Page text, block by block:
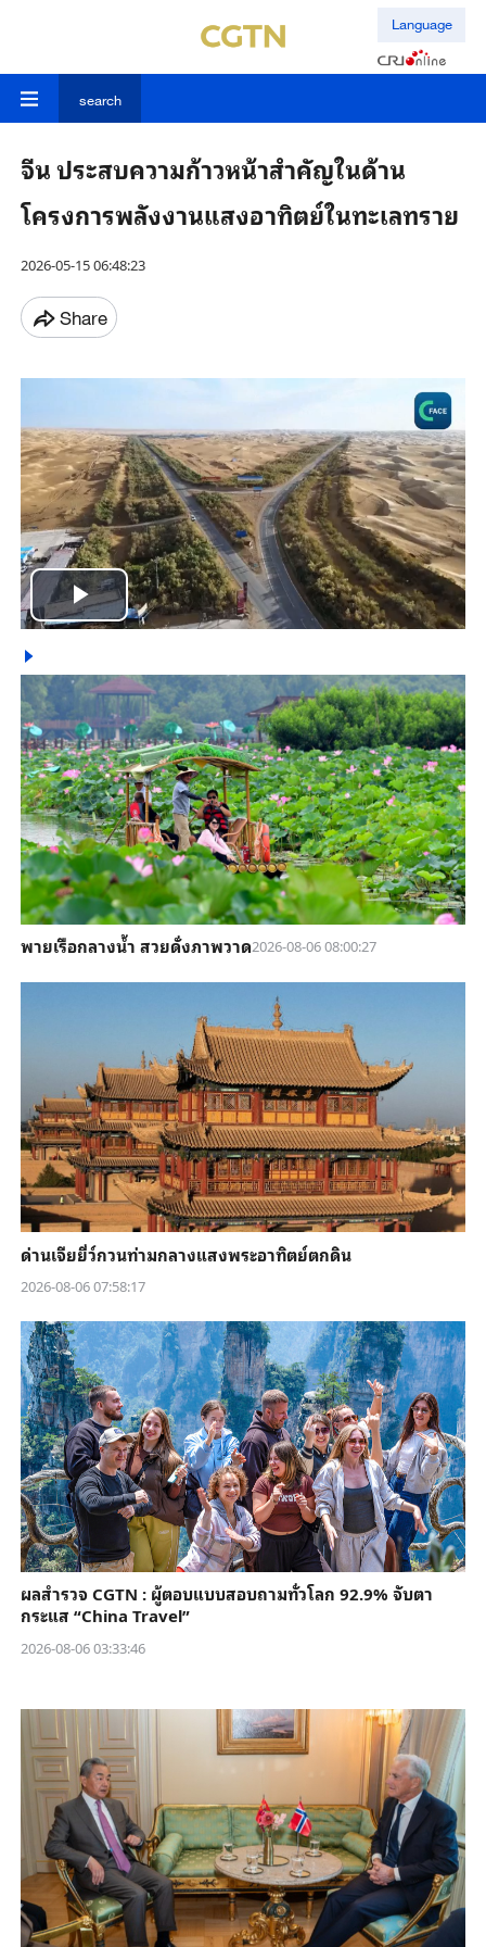
Language
search
จีน ประสบความก้าวหน้าสำคัญในด้าน
โครงการพลังงานแสงอาทิตย์ในทะเลทราย
2026-05-15 06:48:23
Share
Play
Video
พายเรือกลางน้ำ สวยดั่งภาพวาด2026-08-06 08:00:27
ด่านเจียยี่ว์กวนท่ามกลางแสงพระอาทิตย์ตกดิน
2026-08-06 07:58:17
ผลสำรวจ CGTN : ผู้ตอบแบบสอบถามทั่วโลก 92.9% จับตา
กระแส “China Travel”
2026-08-06 03:33:46